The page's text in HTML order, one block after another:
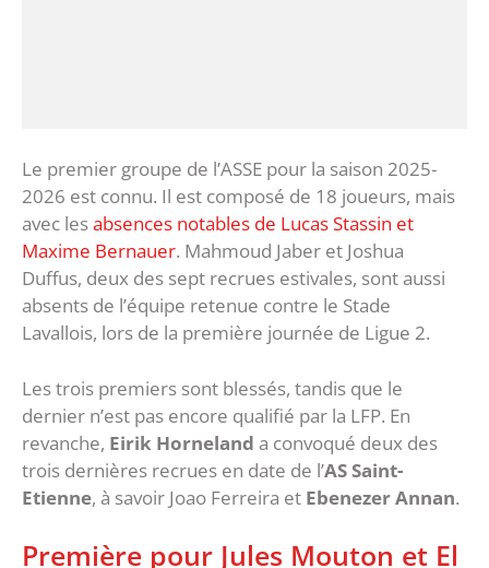
Le premier groupe de l’ASSE pour la saison 2025-
2026 est connu. Il est composé de 18 joueurs, mais
avec lesabsences notables de Lucas Stassin et
Maxime Bernauer. Mahmoud Jaber et Joshua
Duffus, deux des sept recrues estivales, sont aussi
absents de l’équipe retenue contre le Stade
Lavallois, lors de la première journée de Ligue 2.
Les trois premiers sont blessés, tandis que le
dernier n’est pas encore qualifié par la LFP. En
revanche, Eirik Horneland a convoqué deux des
trois dernières recrues en date de l’AS Saint-
Etienne, à savoir Joao Ferreira et Ebenezer Annan.
Première pour Jules Mouton et El